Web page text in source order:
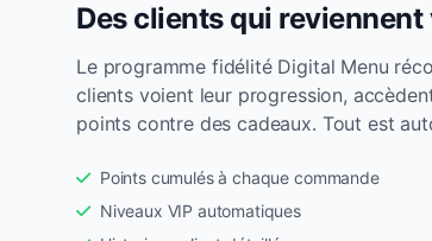
Des clients qui
Le programme fidélité Digital Menu
clients voient leur progression,
points contre des cadeaux. Tout est
Points cumulés à chaque commande
Niveaux VIP automatiques